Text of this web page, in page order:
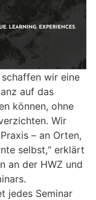
wir eine
auf das
können, ohne
Wir
– an Orten,
selbst,“ erklärt
an der HWZ und
jedes Seminar